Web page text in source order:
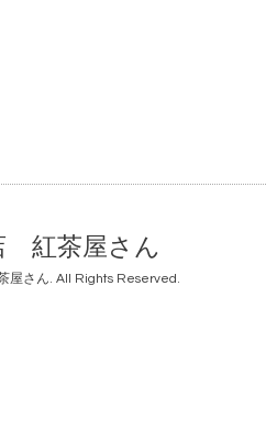
紅茶屋さん
屋さん. All Rights Reserved.